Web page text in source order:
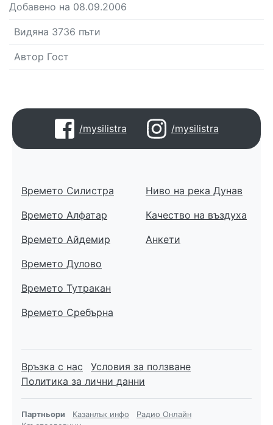
Добавено на 08.09.2006
Видяна 3736 пъти
Автор Гост
/mysilistra /mysilistra
Времето Силистра
Времето Алфатар
Времето Айдемир
Времето Дулово
Времето Тутракан
Времето Сребърна
Ниво на река Дунав
Качество на въздуха
Анкети
Връзка с нас
Условия за ползване
Политика за лични данни
Партньори Казанлък инфо
Радио Онлайн